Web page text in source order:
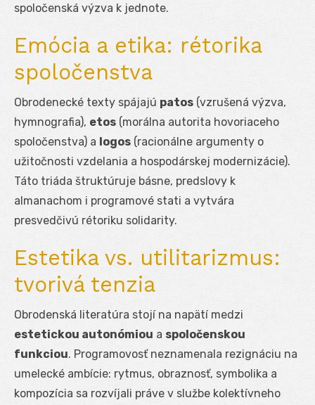
spoločenská výzva k jednote.
Emócia a etika: rétorika
spoločenstva
Obrodenecké texty spájajú patos (vzrušená výzva,
hymnografia), etos (morálna autorita hovoriaceho
spoločenstva) a logos (racionálne argumenty o
užitočnosti vzdelania a hospodárskej modernizácie).
Táto triáda štruktúruje básne, predslovy k
almanachom i programové stati a vytvára
presvedčivú rétoriku solidarity.
Estetika vs. utilitarizmus:
tvorivá tenzia
Obrodenská literatúra stojí na napätí medzi
estetickou autonómiou a spoločenskou
funkciou. Programovosť neznamenala rezignáciu na
umelecké ambície: rytmus, obraznosť, symbolika a
kompozícia sa rozvíjali práve v službe kolektívneho